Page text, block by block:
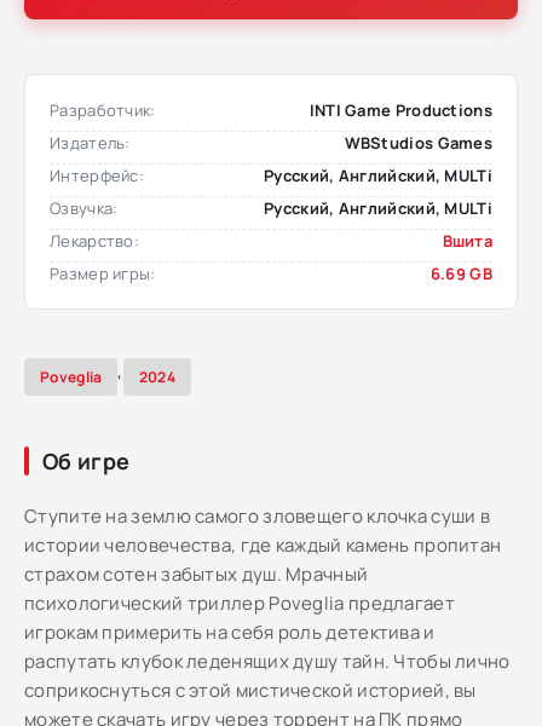
Разработчик:
INTI Game Productions
Издатель:
WBStudios Games
Интерфейс:
Русский, Английский, MULTi
Озвучка:
Русский, Английский, MULTi
Лекарство:
Вшита
Размер игры:
6.69 GB
Poveglia , 2024
Об игре
Ступите на землю самого зловещего клочка суши в
истории человечества, где каждый камень пропитан
страхом сотен забытых душ. Мрачный
психологический триллер Poveglia предлагает
игрокам примерить на себя роль детектива и
распутать клубок леденящих душу тайн. Чтобы лично
соприкоснуться с этой мистической историей, вы
можете скачать игру через торрент на ПК прямо